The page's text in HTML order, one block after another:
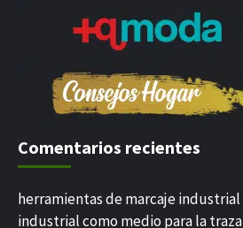
Comentarios recientes
herramientas de marcaje industrial
industrial como medio para la